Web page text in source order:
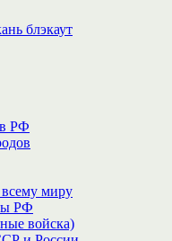
блэкаут
РФ
всему миру
РФ
войска)